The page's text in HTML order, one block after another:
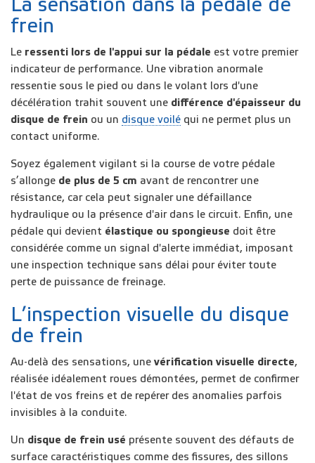
La sensation dans la pédale de
frein
Le ressenti lors de l'appui sur la pédale est votre premier
indicateur de performance. Une vibration anormale
ressentie sous le pied ou dans le volant lors d'une
décélération trahit souvent une différence d'épaisseur du
disque de frein ou un disque voilé qui ne permet plus un
contact uniforme.
Soyez également vigilant si la course de votre pédale
s’allonge de plus de 5 cm avant de rencontrer une
résistance, car cela peut signaler une défaillance
hydraulique ou la présence d'air dans le circuit. Enfin, une
pédale qui devient élastique ou spongieuse doit être
considérée comme un signal d'alerte immédiat, imposant
une inspection technique sans délai pour éviter toute
perte de puissance de freinage.
L’inspection visuelle du disque
de frein
Au-delà des sensations, une vérification visuelle directe,
réalisée idéalement roues démontées, permet de confirmer
l'état de vos freins et de repérer des anomalies parfois
invisibles à la conduite.
Un disque de frein usé présente souvent des défauts de
surface caractéristiques comme des fissures, des sillons